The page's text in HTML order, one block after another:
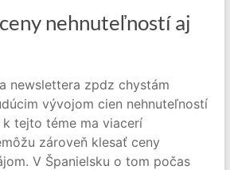
nehnuteľností aj
newslettera zpdz chystám
vývojom cien nehnuteľností
k tejto téme ma viacerí
zároveň klesať ceny
V Španielsku o tom počas